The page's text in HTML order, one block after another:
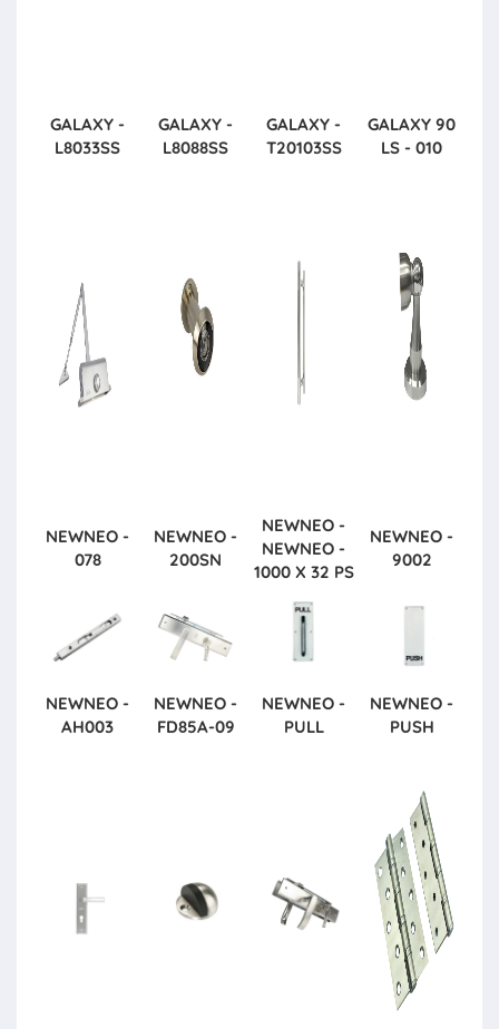
GALAXY -
L8033SS
GALAXY -
L8088SS
GALAXY -
T20103SS
GALAXY 90
LS - 010
NEWNEO -
078
NEWNEO -
200SN
NEWNEO -
NEWNEO -
1000 X 32 PS
NEWNEO -
9002
NEWNEO -
AH003
NEWNEO -
FD85A-09
NEWNEO -
PULL
NEWNEO -
PUSH